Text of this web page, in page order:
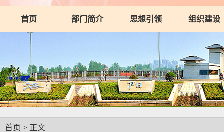
首页 部门简介 思想引领 组织建设
首页 > 正文